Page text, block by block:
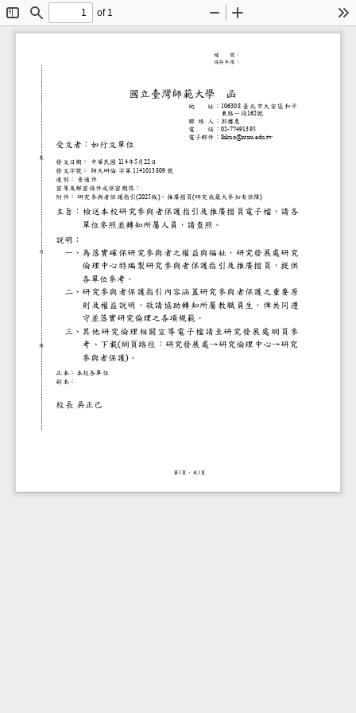
Toggle
Sidebar
Find
of 1
Zoom
Out
In
主旨：
一、
二、
三、
說明：
國立臺灣師範大學
函
地 址：106308臺北市大安區和平
東路一段
162號
聯 絡 人：郭樓惠
電
話：02-77491395
電子郵件：lhkuo@ntnu.edu.tw
受文者：如行文單位
發文日期：中華民國
114年5月 22日
發文字號：師大研倫字第1141013809
號
速別：普通件
密等及解密條件或保密期限：
附件：研究參與者保護指引
(2025
版 )、推廣摺頁
(研究我最大參加有保障
)
檢送本校研究參與者保護指引及推廣摺頁電
單位參照並轉知所屬人員，請查照。
為落實確保研究參與者之權益與福祉，研究
倫理中心特編製研究參與者保護指引及推廣
各單位參考。
研究參與者保護指引內容涵蓋研究參與者保
則及權益說明，敬請協助轉知所屬教職員生
守並落實研究倫理之各項規範。
其他研究倫理相關宣導電子檔請至研究發
考、下載
(網頁路徑：研究發展處→研究倫理中
參與者保護
)。
正本：本校各單位
副本：
校長吳正己
裝
訂
線
檔
號：
保存年限：
第 頁，共
頁